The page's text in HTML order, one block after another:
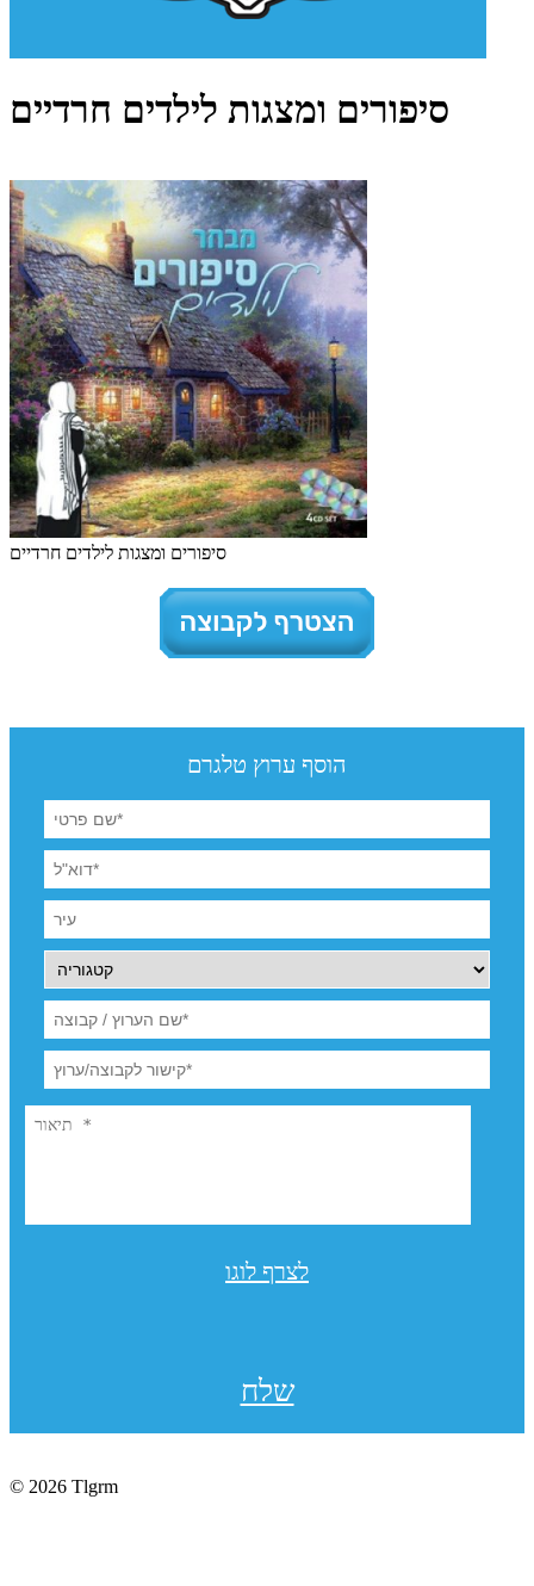
סיפורים ומצגות לילדים חרדיים
סיפורים ומצגות לילדים חרדיים
הוסף ערוץ טלגרם
לצרף לוגו
שלח
© 2026 Tlgrm